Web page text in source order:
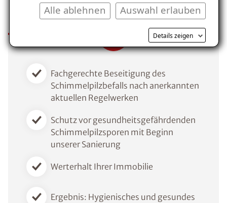
Auswahl erlauben
Alle ablehnen
Details zeigen
Ihre Vorteile im Überblick
Fachgerechte Beseitigung des
Schimmelpilzbefalls nach anerkannten
aktuellen Regelwerken
Schutz vor gesundheitsgefährdenden
Schimmelpilzsporen mit Beginn
unserer Sanierung
Werterhalt Ihrer Immobilie
Ergebnis: Hygienisches und gesundes
Kostenlosen Ratgeber anfordern
Voraussetzung für den Erhalt des kostenfreien